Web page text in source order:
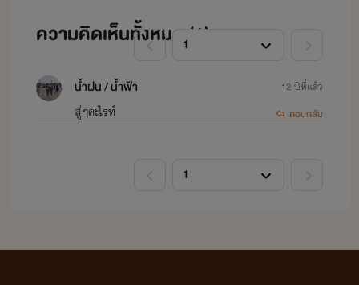
ความคิดเห็นทั้งหมด (1)
น้ำฝน / น้ำฟ้า
สู่ๆคะไรท์
12 ปีที่แล้ว
ตอบกลับ